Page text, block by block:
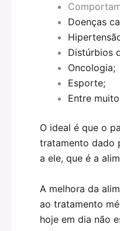
Doenças
Distúrbios
Oncologia;
Esporte;
Entre
O ideal é que o
tratamento dado
a ele, que é a
A melhora da
ao tratamento
hoje em dia não